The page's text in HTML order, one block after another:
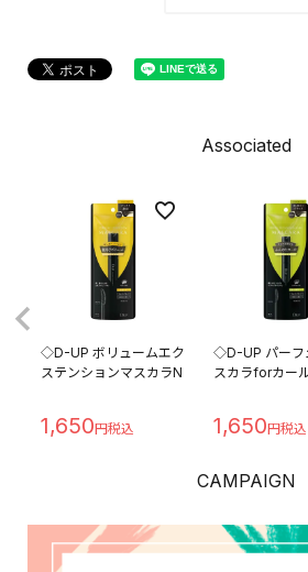
Associated
◇D-UP ボリュームエク
ステンションマスカラN
1,650
◇D-UP パーフ
スカラforカー
1,650
CAMPAIGN